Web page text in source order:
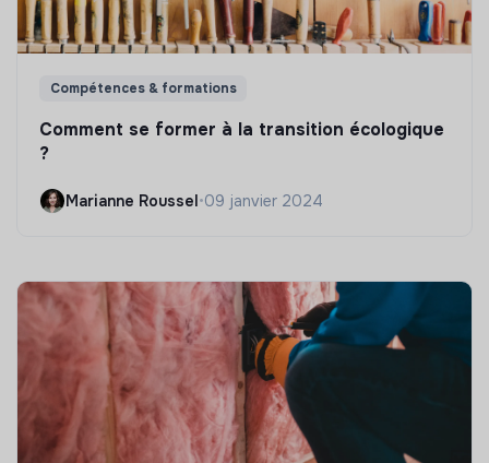
Compétences & formations
Comment se former à la transition écologique
?
Marianne Roussel•09 janvier 2024